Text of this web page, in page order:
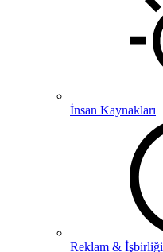
İnsan Kaynakları
Reklam & İşbirliği